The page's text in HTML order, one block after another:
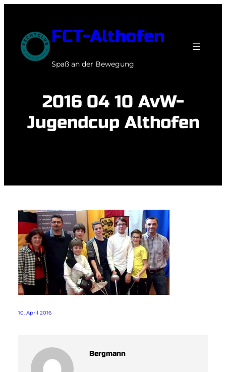
springen
FCT-Althofen
Spaß an der Bewegung
2016 04 10 AvW-
Jugendcup Althofen
10. April 2016
Bergmann